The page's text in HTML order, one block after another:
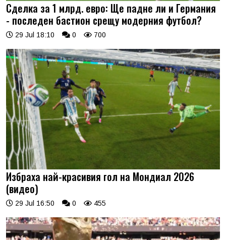
Сделка за 1 млрд. евро: Ще падне ли и Германия
- последен бастион срещу модерния футбол?
29 Jul 18:10 0 700
Избраха най-красивия гол на Мондиал 2026
(видео)
29 Jul 16:50 0 455